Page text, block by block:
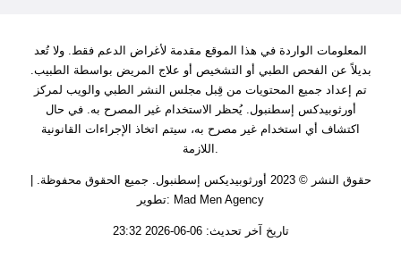
المعلومات الواردة في هذا الموقع مقدمة لأغراض الدعم فقط. ولا تُعد
بديلاً عن الفحص الطبي أو التشخيص أو علاج المريض بواسطة الطبيب.
تم إعداد جميع المحتويات من قِبل مجلس النشر الطبي والويب لمركز
أورثوبيدكس إسطنبول. يُحظر الاستخدام غير المصرح به. في حال
اكتشاف أي استخدام غير مصرح به، سيتم اتخاذ الإجراءات القانونية
اللازمة.
حقوق النشر © 2023 أورثوبيديكس إسطنبول. جميع الحقوق محفوظة. |
تطوير: Mad Men Agency
تاريخ آخر تحديث: 06-06-2026 23:32